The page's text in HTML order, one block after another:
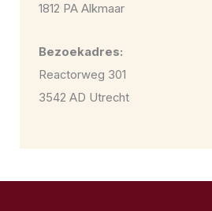
1812 PA Alkmaar
Bezoekadres:
Reactorweg 301
3542 AD Utrecht